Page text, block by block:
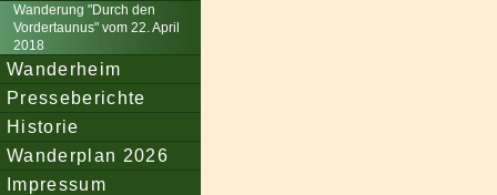
Wanderung "Durch den
Vordertaunus" vom 22. April
2018
Wanderheim
Presseberichte
Historie
Wanderplan 2026
Impressum